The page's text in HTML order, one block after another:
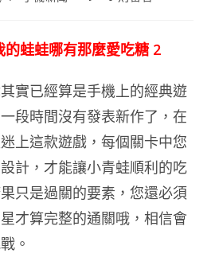
論：
蛙蛙哪有那麼愛吃糖 2
實已經算是手機上的經典遊
段時間沒有發表新作了，在
上這款遊戲，每個關卡中您
計，才能讓小青蛙順利的吃
只是過關的要素，您還必須
才算完整的通關哦，相信會
。